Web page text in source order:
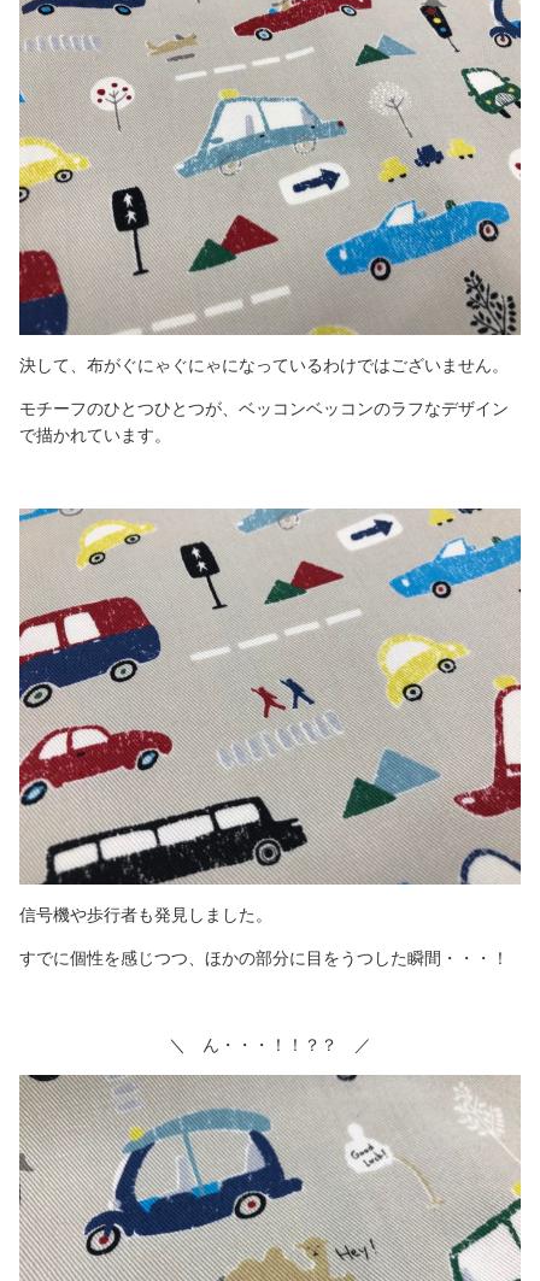
決して、布がぐにゃぐにゃになっているわけではございません。
モチーフのひとつひとつが、ベッコンベッコンのラフなデザイン
で描かれています。
信号機や歩行者も発見しました。
すでに個性を感じつつ、ほかの部分に目をうつした瞬間・・・！
＼ ん・・・！！？？ ／